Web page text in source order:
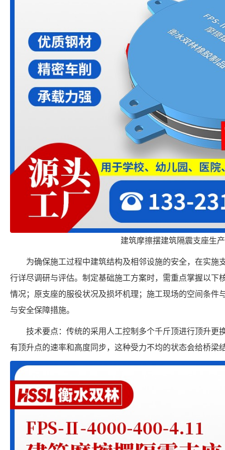
建筑摩擦摆建筑隔震支座生
为确保施工过程中建筑结构及相邻设施的安全，在实施
行详尽调研与评估。制定基础施工方案时，需重点掌握以下
情况；原支座的服役状况及损坏机理；施工现场的空间条件
与安全保障措施。
技术要点：传统的采用人工控制多个千斤顶进行顶升更
有顶升点的速率和高度同步，这种受力不均的状态会给桥梁